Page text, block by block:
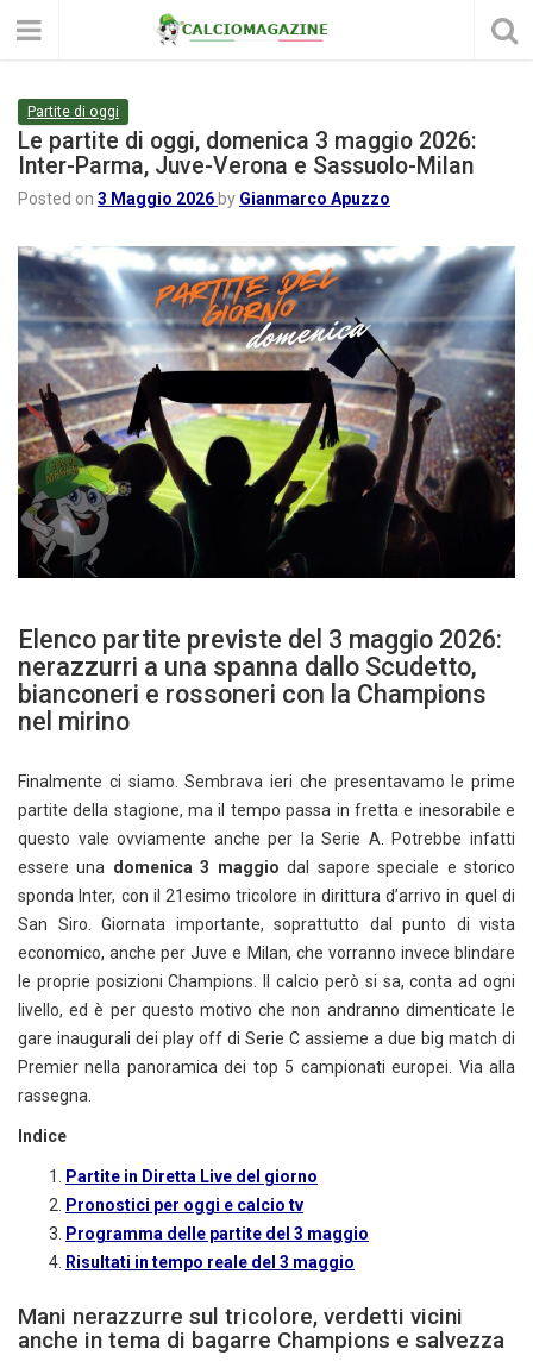
Partite di oggi
Le partite di oggi, domenica 3 maggio 2026:
Inter-Parma, Juve-Verona e Sassuolo-Milan
Posted on 3 Maggio 2026 by Gianmarco Apuzzo
Elenco partite previste del 3 maggio 2026:
nerazzurri a una spanna dallo Scudetto,
bianconeri e rossoneri con la Champions
nel mirino
Finalmente ci siamo. Sembrava ieri che presentavamo le prime
partite della stagione, ma il tempo passa in fretta e inesorabile e
questo vale ovviamente anche per la Serie A. Potrebbe infatti
essere una domenica 3 maggio dal sapore speciale e storico
sponda Inter, con il 21esimo tricolore in dirittura d’arrivo in quel di
San Siro. Giornata importante, soprattutto dal punto di vista
economico, anche per Juve e Milan, che vorranno invece blindare
le proprie posizioni Champions. Il calcio però si sa, conta ad ogni
livello, ed è per questo motivo che non andranno dimenticate le
gare inaugurali dei play off di Serie C assieme a due big match di
Premier nella panoramica dei top 5 campionati europei. Via alla
rassegna.
Indice
Partite in Diretta Live del giorno
Pronostici per oggi e calcio tv
Programma delle partite del 3 maggio
Risultati in tempo reale del 3 maggio
Mani nerazzurre sul tricolore, verdetti vicini
anche in tema di bagarre Champions e salvezza